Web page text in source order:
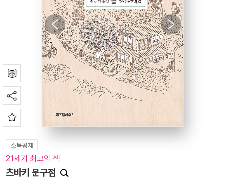
소득공제
21세기 최고의 책
츠바키 문구점